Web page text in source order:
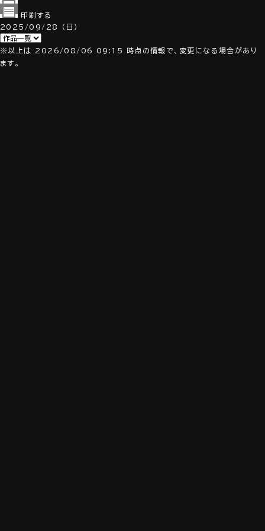
印刷する
2025/09/28
（日）
※以上は 2026/08/06 09:15 時点の情報で、変更になる場合があり
ます。